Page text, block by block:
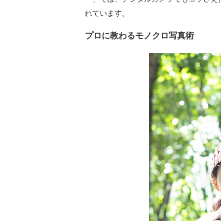
れています。
プロに教わるモノクロ写真術